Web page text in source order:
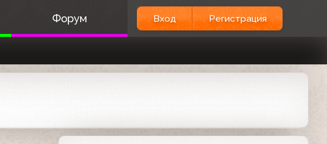
Форум Вход Регистрация